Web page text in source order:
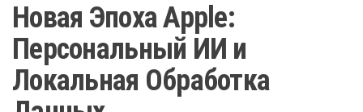
Новая Эпоха Apple:
Персональный ИИ и
Локальная Обработка